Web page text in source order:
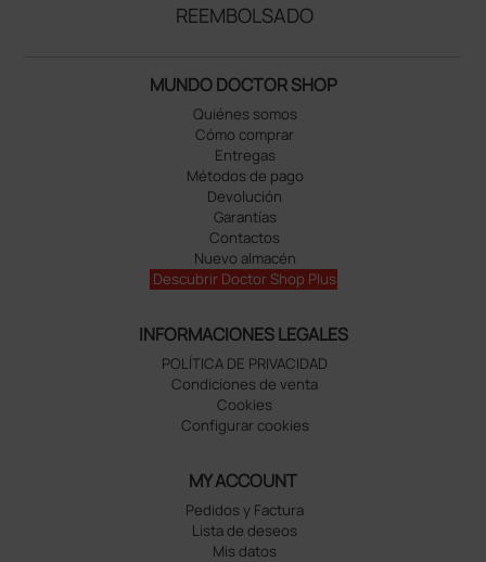
REEMBOLSADO
MUNDO DOCTOR SHOP
Quiénes somos
Cómo comprar
Entregas
Métodos de pago
Devolución
Garantías
Contactos
Nuevo almacén
Descubrir Doctor Shop Plus
INFORMACIONES LEGALES
POLÍTICA DE PRIVACIDAD
Condiciones de venta
Cookies
Configurar cookies
MY ACCOUNT
Pedidos y Factura
Lista de deseos
Mis datos